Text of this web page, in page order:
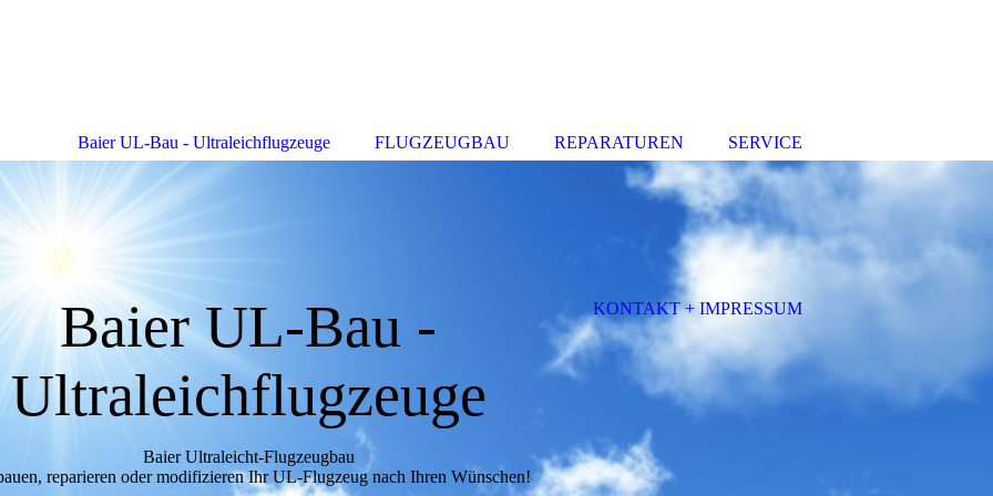
Baier UL-Bau -
Ultraleichflugzeuge
Baier Ultraleicht-Flugzeugbau
reparieren oder modifizieren Ihr UL-Flugzeug nach Ihren Wünschen!
Baier UL-Bau - Ultraleichflugzeuge FLUGZEUGBAU REPARATUREN SERVICE
KONTAKT + IMPRESSUM